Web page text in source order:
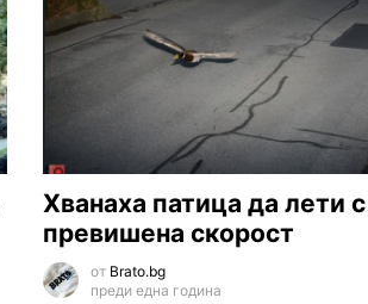
Хванаха патица да лети с
превишена скорост
от Brato.bg
преди една година